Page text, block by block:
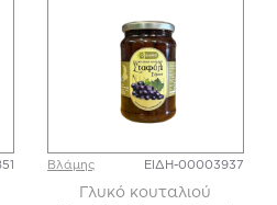
Βλάμης ΕΙΔΗ-00003937
Γλυκό κουταλιού